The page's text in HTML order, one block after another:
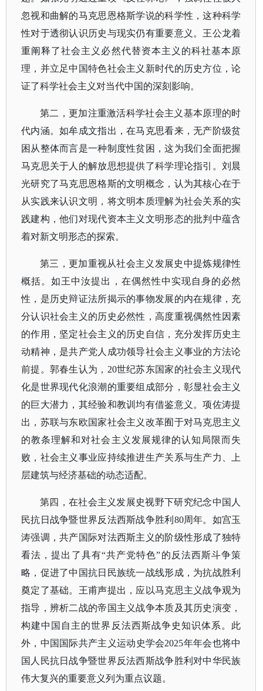
忽视和曲解的马克思恩格斯学说的科学性，这种科学
性对于透彻认识历史与现实仍有重要意义。王公龙着
重阐释了社会主义必然代替资本主义的科社基本原
理，并立足中国特色社会主义新时代的历史方位，论
证了科学社会主义对当代中国的深刻影响。
第二，更加注重激活科学社会主义基本原理的时
代内涵。如牟成文指出，在马克思看来，无产阶级贫
困从整体而言是一种制度性贫困，这为我们全面把握
马克思关于人的解放思想提供了科学理论指引。刘晨
光研究了马克思恩格斯的文明概念，认为其核心在于
从实践来认识文明，将文明本质理解为社会关系的实
践建构，他们对现代资本主义文明形态的批判中蕴含
着对新文明形态的探索。
第三，更加重视从社会主义发展史中提炼规律性
概括。如王中汝提出，在偶然性中实现自身的必然
性，是历史辩证法所揭示的事物发展的内在规律，充
分认识社会主义的历史必然性，高度重视偶然性因素
的作用，坚定社会主义的历史自信，充分发挥历史主
动精神，是共产党人成功领导社会主义事业的方法论
前提。郭春生认为， 20世纪苏东国家的社会主义现代
化是世界现代化浪潮的重要组成部分，彰显社会主义
的巨大潜力，其经验和教训均有借鉴意义。项佐涛提
出，苏联与东欧国家社会主义改革囿于对马克思主义
的教条理解和对社会主义发展规律的认知局限而失
败，社会主义事业应持续推进生产关系与生产力、上
层建筑与经济基础的动态适配。
第四，在社会主义发展史视野下研究纪念中国人
民抗日战争暨世界反法西斯战争胜利 80周年。如宫玉
涛强调，共产国际对法西斯主义的阶级性形成了独特
看法，提出了具有“共产党特色”的反法西斯斗争策
略，促进了中国抗日民族统一战线形成，为抗战胜利
奠定了基础。王甫声提出，应以马克思主义战争观为
指导，辨析二战的帝国主义战争本质及其历史演变，
构建中国自主的世界反法西斯战争史知识体系。此
外，中国国际共产主义运动史学会2025年年会也将中
国人民抗日战争暨世界反法西斯战争胜利对中华民族
伟大复兴的重要意义列为重点议题。